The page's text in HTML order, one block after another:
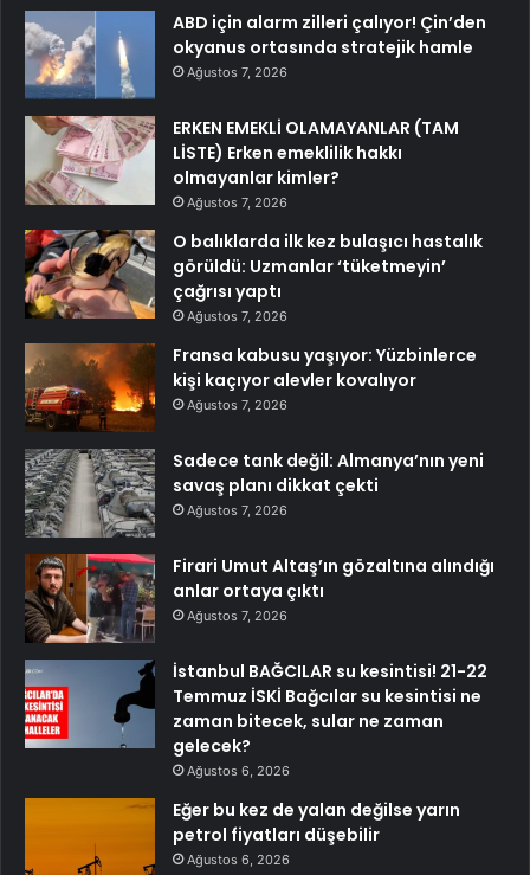
ABD için alarm zilleri çalıyor! Çin’den
okyanus ortasında stratejik hamle
Ağustos 7, 2026
ERKEN EMEKLİ OLAMAYANLAR (TAM
LİSTE) Erken emeklilik hakkı
olmayanlar kimler?
Ağustos 7, 2026
O balıklarda ilk kez bulaşıcı hastalık
görüldü: Uzmanlar ‘tüketmeyin’
çağrısı yaptı
Ağustos 7, 2026
Fransa kabusu yaşıyor: Yüzbinlerce
kişi kaçıyor alevler kovalıyor
Ağustos 7, 2026
Sadece tank değil: Almanya’nın yeni
savaş planı dikkat çekti
Ağustos 7, 2026
Firari Umut Altaş’ın gözaltına alındığı
anlar ortaya çıktı
Ağustos 7, 2026
İstanbul BAĞCILAR su kesintisi! 21-22
Temmuz İSKİ Bağcılar su kesintisi ne
zaman bitecek, sular ne zaman
gelecek?
Ağustos 6, 2026
Eğer bu kez de yalan değilse yarın
petrol fiyatları düşebilir
Ağustos 6, 2026